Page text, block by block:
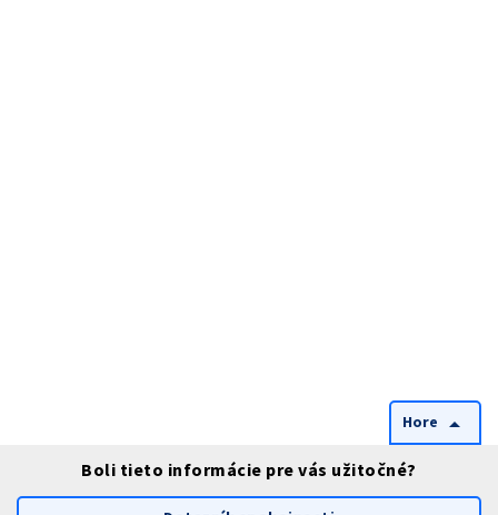
Hore arrow_drop_up
Boli tieto informácie pre vás užitočné?